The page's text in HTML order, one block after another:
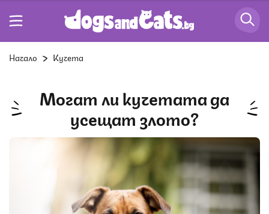
Начало Кучета
Могат ли кучетата да
усещат злото?